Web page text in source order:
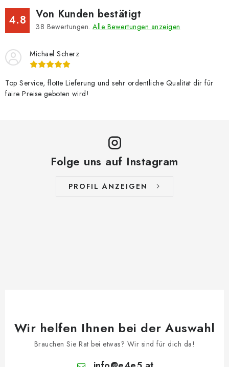
4.8 Von Kunden bestätigt
38 Bewertungen. Alle Bewertungen anzeigen
Michael Scherz
Top Service, flotte Lieferung und sehr ordentliche Qualität dir für
faire Preise geboten wird!
Folge uns auf Instagram
PROFIL ANZEIGEN
Wir helfen Ihnen bei der Auswahl
Brauchen Sie Rat bei etwas? Wir sind für dich da!